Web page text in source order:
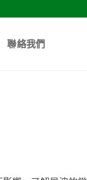
聯絡我們